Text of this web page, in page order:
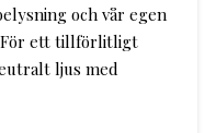
och vår egen
För ett tillförlitligt
ljus med